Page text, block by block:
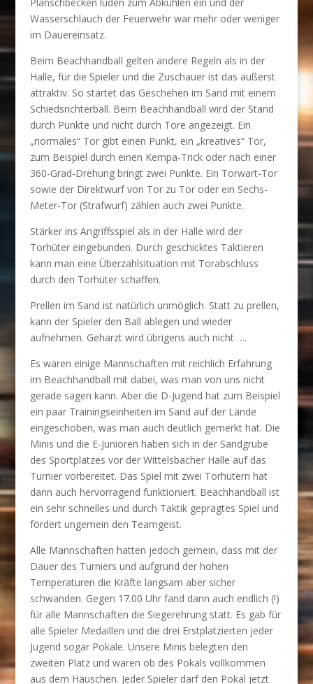
Wasserschlauch der Feuerwehr war mehr oder weniger
im Dauereinsatz.
Beim Beachhandball gelten andere Regeln als in der
Halle, für die Spieler und die Zuschauer ist das äußerst
attraktiv. So startet das Geschehen im Sand mit einem
Schiedsrichterball. Beim Beachhandball wird der Stand
durch Punkte und nicht durch Tore angezeigt. Ein
„normales“ Tor gibt einen Punkt, ein „kreatives“ Tor,
zum Beispiel durch einen Kempa-Trick oder nach einer
360-Grad-Drehung bringt zwei Punkte. Ein Torwart-Tor
sowie der Direktwurf von Tor zu Tor oder ein Sechs-
Meter-Tor (Strafwurf) zählen auch zwei Punkte.
Stärker ins Angriffsspiel als in der Halle wird der
Torhüter eingebunden. Durch geschicktes Taktieren
kann man eine Überzahlsituation mit Torabschluss
durch den Torhüter schaffen.
Prellen im Sand ist natürlich unmöglich. Statt zu prellen,
kann der Spieler den Ball ablegen und wieder
aufnehmen. Geharzt wird übrigens auch nicht ….
Es waren einige Mannschaften mit reichlich Erfahrung
im Beachhandball mit dabei, was man von uns nicht
gerade sagen kann. Aber die D-Jugend hat zum Beispiel
ein paar Trainingseinheiten im Sand auf der Lände
eingeschoben, was man auch deutlich gemerkt hat. Die
Minis und die E-Junioren haben sich in der Sandgrube
des Sportplatzes vor der Wittelsbacher Halle auf das
Turnier vorbereitet. Das Spiel mit zwei Torhütern hat
dann auch hervorragend funktioniert. Beachhandball ist
ein sehr schnelles und durch Taktik geprägtes Spiel und
fördert ungemein den Teamgeist.
Alle Mannschaften hatten jedoch gemein, dass mit der
Dauer des Turniers und aufgrund der hohen
Temperaturen die Kräfte langsam aber sicher
schwanden. Gegen 17.00 Uhr fand dann auch endlich (!)
für alle Mannschaften die Siegerehrung statt. Es gab für
alle Spieler Medaillen und die drei Erstplatzierten jeder
Jugend sogar Pokale. Unsere Minis belegten den
zweiten Platz und waren ob des Pokals vollkommen
aus dem Häuschen. Jeder Spieler darf den Pokal jetzt